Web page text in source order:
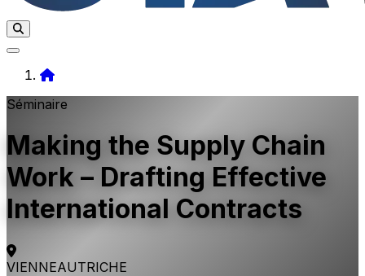
Séminaire
Making the Supply Chain
Work – Drafting Effective
International Contracts
VIENNEAUTRICHE